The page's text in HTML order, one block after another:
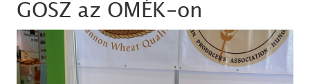
GOSZ az OMÉK-on